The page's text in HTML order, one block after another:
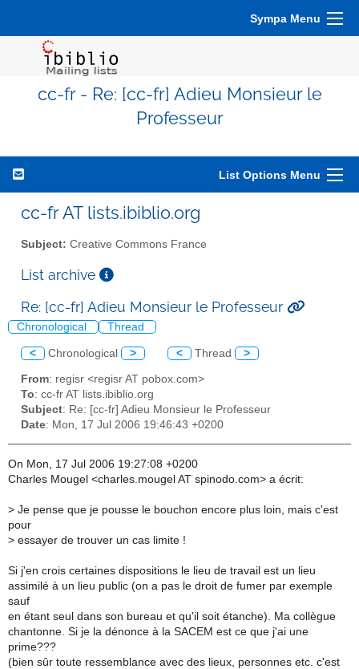
Sympa Menu
cc-fr - Re: [cc-fr] Adieu Monsieur le
Professeur
List Options Menu
cc-fr AT lists.ibiblio.org
Subject: Creative Commons France
List archive
Re: [cc-fr] Adieu Monsieur le Professeur
Chronological Thread
< Chronological > < Thread >
From: regisr <regisr AT pobox.com>
To: cc-fr AT lists.ibiblio.org
Subject: Re: [cc-fr] Adieu Monsieur le Professeur
Date: Mon, 17 Jul 2006 19:46:43 +0200
On Mon, 17 Jul 2006 19:27:08 +0200
Charles Mougel <charles.mougel AT spinodo.com> a écrit:
> Je pense que je pousse le bouchon encore plus loin, mais c'est
pour
> essayer de trouver un cas limite !
Si j'en crois certaines dispositions le lieu de travail est un lieu
assimilé à un lieu public (on a pas le droit de fumer par exemple
sauf
en étant seul dans son bureau et qu'il soit étanche). Ma collègue
chantonne. Si je la dénonce à la SACEM est ce que j'ai une
prime???
(bien sûr toute ressemblance avec des lieux, personnes etc. c'est